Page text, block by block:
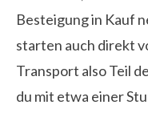
Besteigung in Kauf
starten auch direkt
Transport also Teil
du mit etwa einer